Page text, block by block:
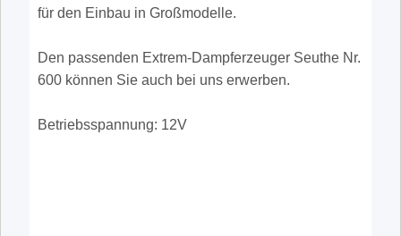
für den Einbau in Großmodelle.
Den passenden Extrem-Dampferzeuger Seuthe Nr.
600 können Sie auch bei uns erwerben.
Betriebsspannung: 12V